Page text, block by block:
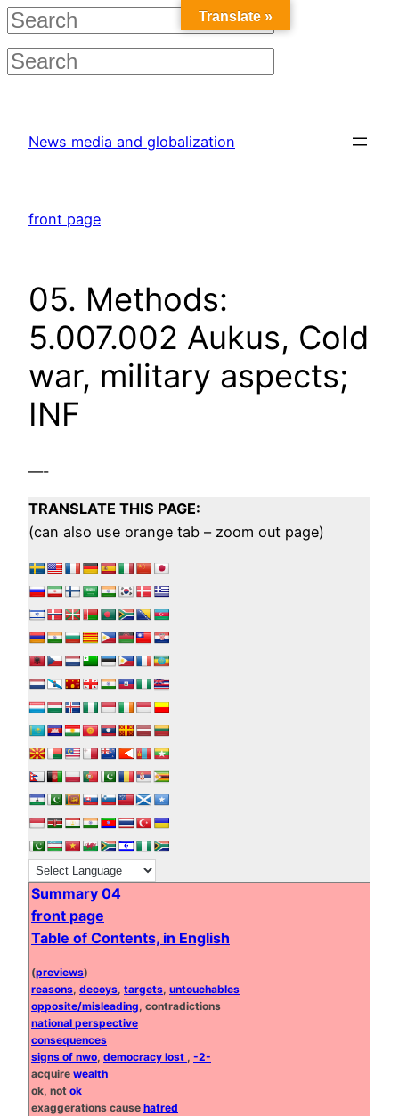
content
News media and globalization
front page
05. Methods:
5.007.002 Aukus, Cold
war, military aspects;
INF
—-
TRANSLATE THIS PAGE:
(can also use orange tab – zoom out page)
Summary 04
front page
Table of Contents, in English
(previews)
reasons, decoys, targets, untouchables
opposite/misleading, contradictions
national perspective
consequences
signs of nwo, democracy lost , -2-
acquire wealth
ok, not ok
exaggerations cause hatred
Translate »